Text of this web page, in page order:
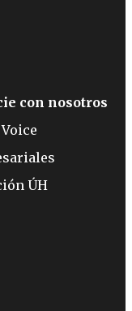
con nosotros
ÚH